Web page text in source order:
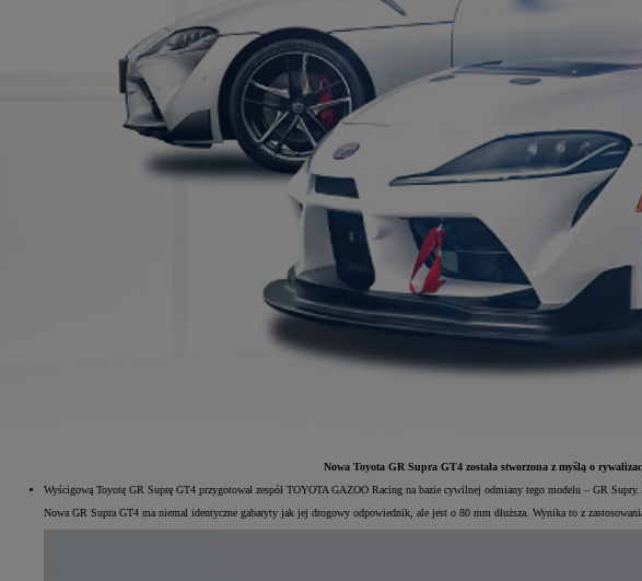
Od81 900 zł
Nowa Toyota GR Supra GT4 została stworzona z myślą o
Wyścigową Toyotę GR Suprę GT4 przygotował zespół TOYOTA GAZOO Racing na bazie cywilnej odmiany tego modelu – GR
Nowa GR Supra GT4 ma niemal identyczne gabaryty jak jej drogowy odpowiednik, ale jest o 80 mm dłuższa. Wynika to z